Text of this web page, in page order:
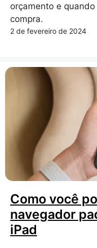
orçamento e
compra.
2 de fevereiro de 2024
Como você
navegador
iPad